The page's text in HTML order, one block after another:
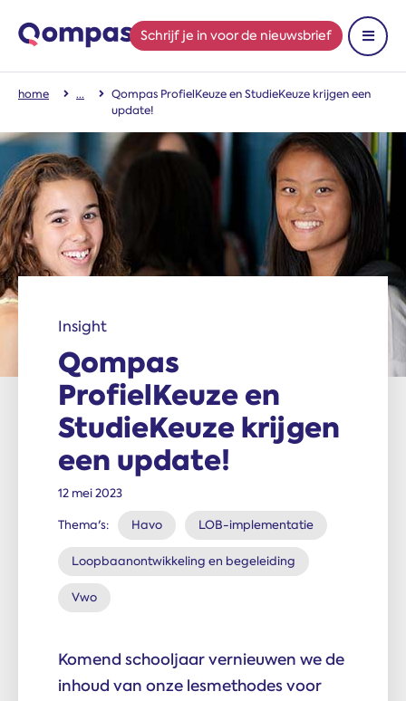
Schrijf je in voor de nieuwsbrief
Toon
home
Qompas ProfielKeuze en StudieKeuze krijgen een
update!
Insight
Qompas
ProfielKeuze en
StudieKeuze krijgen
een update!
12 mei 2023
Thema's: Havo LOB-implementatie
Loopbaanontwikkeling en begeleiding
Vwo
Komend schooljaar vernieuwen we de
inhoud van onze lesmethodes voor